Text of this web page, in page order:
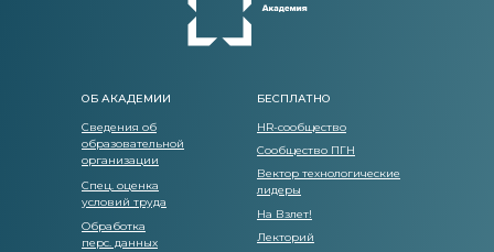
ОБ АКАДЕМИИ
Сведения об
образовательной
организации
Спец. оценка
условий труда
Обработка
перс. данных
БЕСПЛАТНО
HR-сообщество
Сообщество ПГН
Вектор технологические
лидеры
На Взлет!
Лекторий